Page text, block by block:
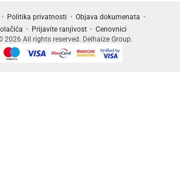
Politika privatnosti
Objava dokumenata
Prijavite ranjivost
Cenovnici
2026 All rights reserved. Delhaize Group.